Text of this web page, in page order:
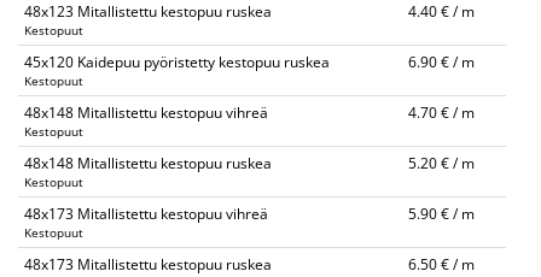
48x123 Mitallistettu kestopuu ruskea
Kestopuut
4.40 € / m
45x120 Kaidepuu pyöristetty kestopuu ruskea
Kestopuut
6.90 € / m
48x148 Mitallistettu kestopuu vihreä
Kestopuut
4.70 € / m
48x148 Mitallistettu kestopuu ruskea
Kestopuut
5.20 € / m
48x173 Mitallistettu kestopuu vihreä
Kestopuut
5.90 € / m
48x173 Mitallistettu kestopuu ruskea 6.50 € / m